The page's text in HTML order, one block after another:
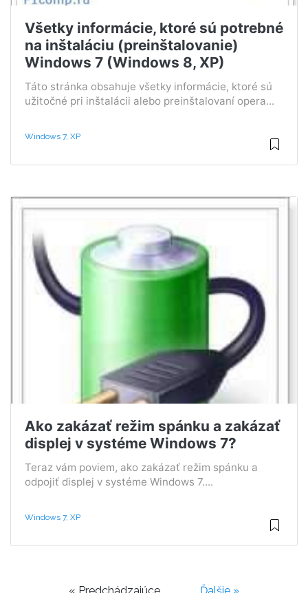
Všetky informácie, ktoré sú potrebné
na inštaláciu (preinštalovanie)
Windows 7 (Windows 8, XP)
Táto stránka obsahuje všetky informácie, ktoré sú
užitočné pri inštalácii alebo preinštalovaní opera...
Windows 7, XP
Ako zakázať režim spánku a zakázať
displej v systéme Windows 7?
Teraz vám poviem, ako zakázať režim spánku a
odpojiť displej v systéme Windows 7....
Windows 7, XP